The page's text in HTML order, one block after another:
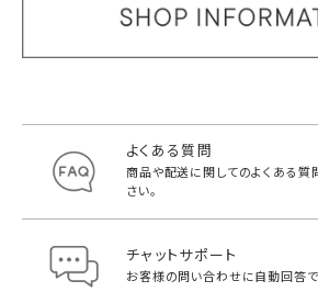
よくある質問
商品や配送に関してのよくある質
さい。
チャットサポート
お客様の問い合わせに自動回答で